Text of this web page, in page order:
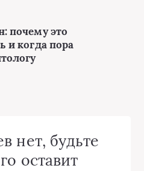
почему это
и когда пора
нет, будьте
оставит